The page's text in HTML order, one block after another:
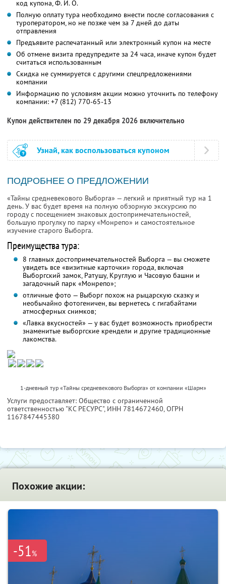
код купона,Ф. И. О.
Полную оплату тура необходимо внести после согласования с
туроператором, но не позже чем за 7 дней до даты
отправления
Предъявите распечатанный или электронный купон на месте
Об отмене визита предупредите за 24 часа, иначе купон будет
считаться использованным
Скидка не суммируется с другими спецпредложениями
компании
Информацию по условиям акции можно уточнить по телефону
компании: +7 (812) 770-65-13
Купон действителен по 29 декабря 2026 включительно
Узнай, как воспользоваться купоном
ПОДРОБНЕЕ О ПРЕДЛОЖЕНИИ
«Тайны средневекового Выборга» — легкий и приятный тур на 1
день. У вас будет время на полную обзорную экскурсию по
городу с посещением знаковых достопримечательностей,
большую прогулку по парку «Монрепо» и самостоятельное
изучение старого Выборга.
Преимущества тура:
8 главных достопримечательностей Выборга — вы сможете
увидеть все «визитные карточки» города, включая
Выборгский замок, Ратушу, Круглую и Часовую башни и
загадочный парк «Монрепо»;
отличные фото — Выборг похож на рыцарскую сказку и
необычайно фотогеничен, вы вернетесь с гигабайтами
атмосферных снимков;
«Лавка вкусностей» — у вас будет возможность приобрести
знаменитые выборгские крендели и другие традиционные
лакомства.
1-дневный тур «Тайны средневекового Выборга» от компании «Шарм»
Услуги предоставляет: Общество с ограниченной
ответственностью "КС РЕСУРС", ИНН 7814672460, ОГРН
1167847445380
Похожие акции:
-51%